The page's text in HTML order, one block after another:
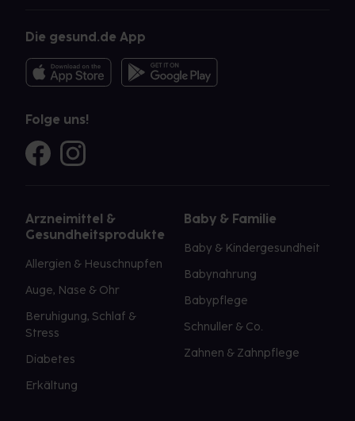
Die gesund.de App
Folge uns!
Arzneimittel &
Gesundheitsprodukte
Allergien & Heuschnupfen
Auge, Nase & Ohr
Beruhigung, Schlaf &
Stress
Diabetes
Erkältung
Baby & Familie
Baby & Kindergesundheit
Babynahrung
Babypflege
Schnuller & Co.
Zahnen & Zahnpflege